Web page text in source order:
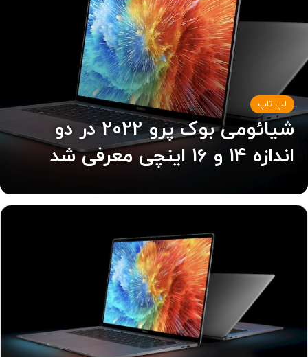
لپ تاپ
شیائومی بوک پرو 2022 در دو
اندازه 14 و 16 اینچی معرفی شد